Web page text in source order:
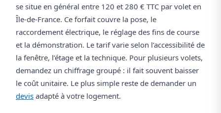
se situe en général entre 120 et 280 € TTC par volet en
Île-de-France. Ce forfait couvre la pose, le
raccordement électrique, le réglage des fins de course
et la démonstration. Le tarif varie selon l’accessibilité de
la fenêtre, l’étage et la technique. Pour plusieurs volets,
demandez un chiffrage groupé : il fait souvent baisser
le coût unitaire. Le plus simple reste de demander un
devis adapté à votre logement.